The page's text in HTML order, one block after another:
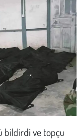
bildirdi ve topçu